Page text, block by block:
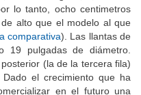
m de longitud, 1,89 m de
lo tanto, ocho centimetros
alto que el modelo al que
comparativa). Las llantas de
19 pulgadas de diámetro.
(la de la tercera fila)
el crecimiento que ha